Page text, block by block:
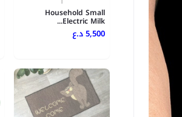
Household Small
Electric Milk...
5,500 د.ع